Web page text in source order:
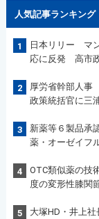
人気記事ランキング
1
日本リリー マ
応に反発 高市
2
厚労省幹部人
政策統括官に三
3
新薬等６製品承
薬・オーゼイフ
4
OTC類似薬の技
度の変形性膝関
5
大塚HD・井上